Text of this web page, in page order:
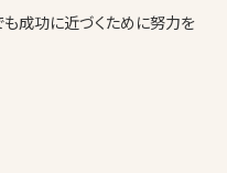
成功に近づくために努力を